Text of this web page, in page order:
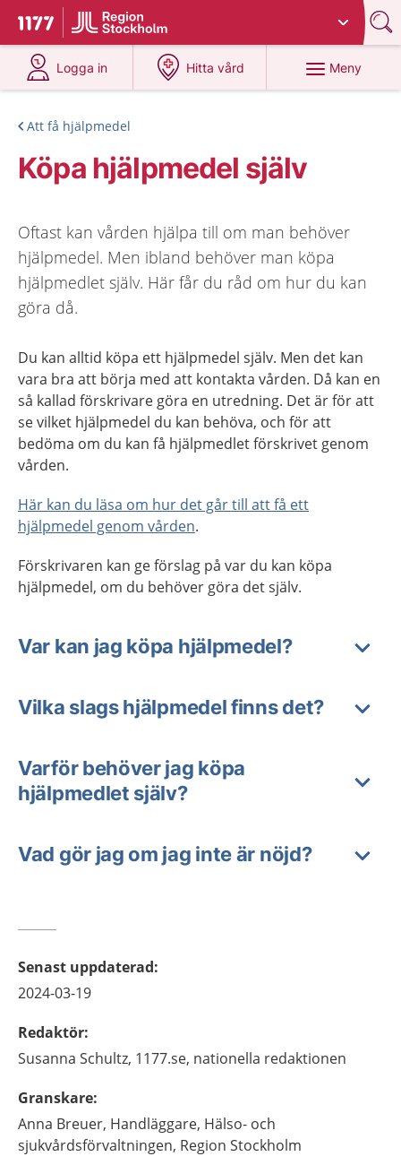
Till startsidan för 1177
Du har valt region
Logga in
på 1177.se
Hitta vård
på 1177.se
Meny
Att få hjälpmedel
Köpa hjälpmedel själv
Oftast kan vården hjälpa till om man behöver
hjälpmedel. Men ibland behöver man köpa
hjälpmedlet själv. Här får du råd om hur du kan
göra då.
Du kan alltid köpa ett hjälpmedel själv. Men det kan
vara bra att börja med att kontakta vården. Då kan en
så kallad förskrivare göra en utredning. Det är för att
se vilket hjälpmedel du kan behöva, och för att
bedöma om du kan få hjälpmedlet förskrivet genom
vården.
Här kan du läsa om hur det går till att få ett
hjälpmedel genom vården.
Förskrivaren kan ge förslag på var du kan köpa
hjälpmedel, om du behöver göra det själv.
Var kan jag köpa hjälpmedel?
Vilka slags hjälpmedel finns det?
Varför behöver jag köpa
hjälpmedlet själv?
Vad gör jag om jag inte är nöjd?
Senast uppdaterad:
2024-03-19
Redaktör:
Susanna Schultz, 1177.se, nationella redaktionen
Granskare:
Anna Breuer, Handläggare, Hälso- och
sjukvårdsförvaltningen, Region Stockholm